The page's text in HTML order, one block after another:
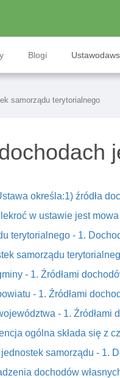
Blogi
samorządu terytorialnego
określa:1) źródła
w ustawie jest
terytorialnego - 1.
samorządu
- 1. Źródłami
- 1. Źródłami
- 1.
ogólna składa się z
samorządu - 1.
dochodów